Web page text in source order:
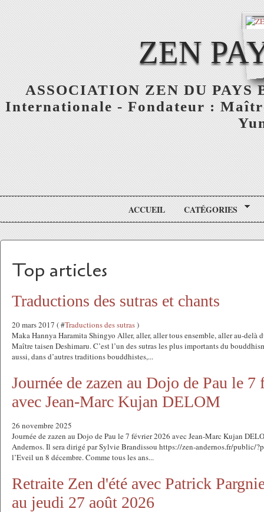
ZEN
ASSOCIATION ZEN DU
Internationale - Fondateur :
ACCUEIL CATÉGORIES
Top articles
Traductions des sutras et chants
20 mars 2017 ( #Traductions des sutras)
Maka Hannya Haramita Shingyo Aller, aller, aller tous ensemble, aller au-delà
Maître taisen Deshimaru. C’est l’un des sutras les plus importants du
aussi, dans d’autres traditions bouddhistes,...
Journée de zazen au Dojo de Pau le
avec Jean-Marc Kujan DELOM
26 novembre 2025
Journée de zazen au Dojo de Pau le 7 février 2026 avec Jean-Marc Kujan
Andernos. Il sera dirigé par Sylvie Brandissou https://zen-andernos.fr/public/
l’Eveil un 8 décembre. Comme tous les ans...
Retraite Zen d'été avec Patrick
au jeudi 27 août 2026